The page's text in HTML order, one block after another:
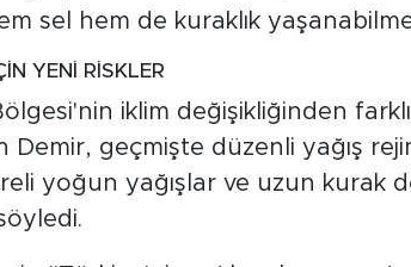
sel hem de kuraklık
YENİ RİSKLER
iklim değişikliğinden
Demir, geçmişte düzenli yağış
yoğun yağışlar ve uzun kurak